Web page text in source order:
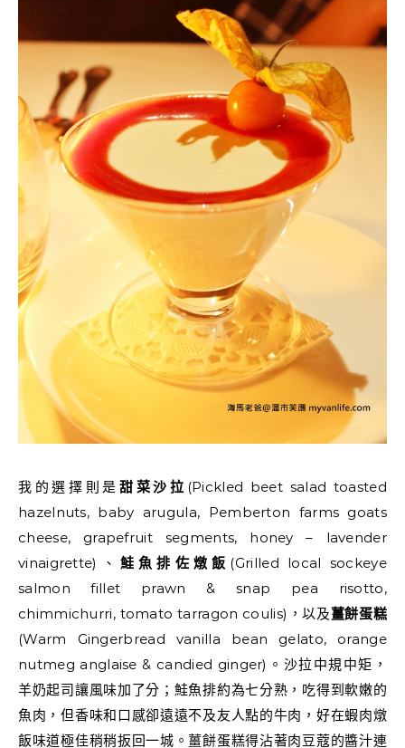
我的選擇則是甜菜沙拉 (Pickled beet salad toasted
hazelnuts, baby arugula, Pemberton farms goats
cheese, grapefruit segments, honey – lavender
vinaigrette)、 鮭魚排佐燉飯 (Grilled local sockeye
salmon fillet prawn & snap pea risotto,
chimmichurri, tomato tarragon coulis)，以及薑餅蛋糕
(Warm Gingerbread vanilla bean gelato, orange
nutmeg anglaise & candied ginger)。沙拉中規中矩，
羊奶起司讓風味加了分；鮭魚排約為七分熟，吃得到軟嫩的
魚肉，但香味和口感卻遠遠不及友人點的牛肉，好在蝦肉燉
飯味道極佳稍稍扳回一城。薑餅蛋糕得沾著肉豆蔻的醬汁連